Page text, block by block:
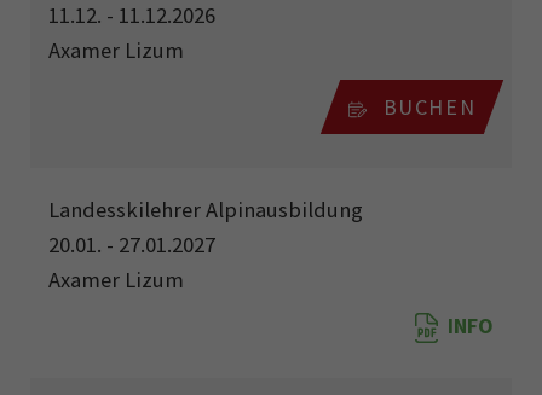
11.12. - 11.12.2026
Axamer Lizum
BUCHEN
Landesskilehrer Alpinausbildung
20.01. - 27.01.2027
Axamer Lizum
INFO